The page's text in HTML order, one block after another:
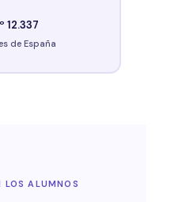
12.337
de España
LOS ALUMNOS